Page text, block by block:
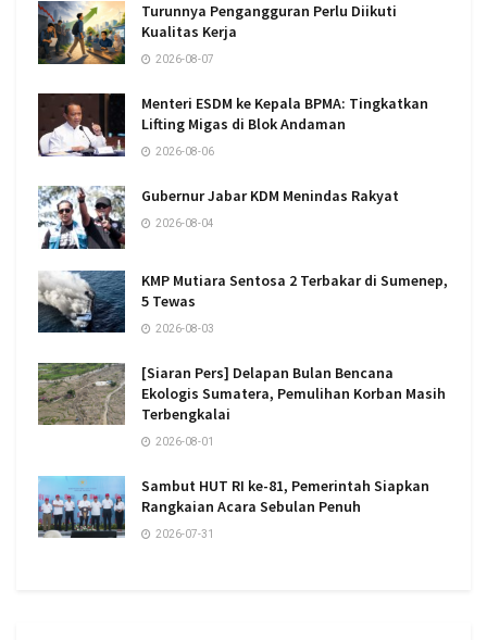
Turunnya Pengangguran Perlu Diikuti
Kualitas Kerja
2026-08-07
Menteri ESDM ke Kepala BPMA: Tingkatkan
Lifting Migas di Blok Andaman
2026-08-06
Gubernur Jabar KDM Menindas Rakyat
2026-08-04
KMP Mutiara Sentosa 2 Terbakar di Sumenep,
5 Tewas
2026-08-03
[Siaran Pers] Delapan Bulan Bencana
Ekologis Sumatera, Pemulihan Korban Masih
Terbengkalai
2026-08-01
Sambut HUT RI ke-81, Pemerintah Siapkan
Rangkaian Acara Sebulan Penuh
2026-07-31